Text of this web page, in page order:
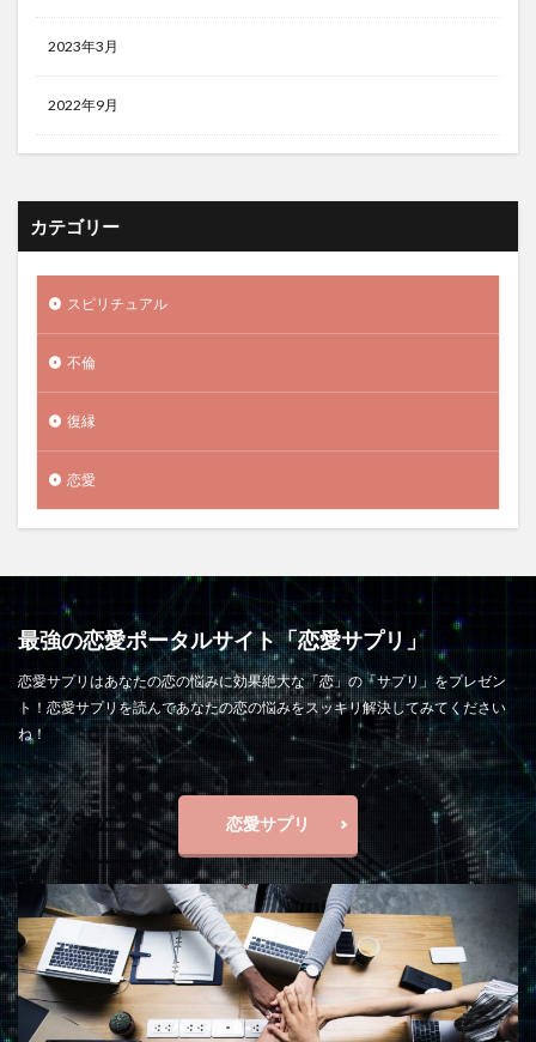
2023年3月
2022年9月
カテゴリー
スピリチュアル
不倫
復縁
恋愛
最強の恋愛ポータルサイト「恋愛サプリ」
恋愛サプリはあなたの恋の悩みに効果絶大な「恋」の「サプリ」をプレゼン
ト！恋愛サプリを読んであなたの恋の悩みをスッキリ解決してみてください
ね！
恋愛サプリ